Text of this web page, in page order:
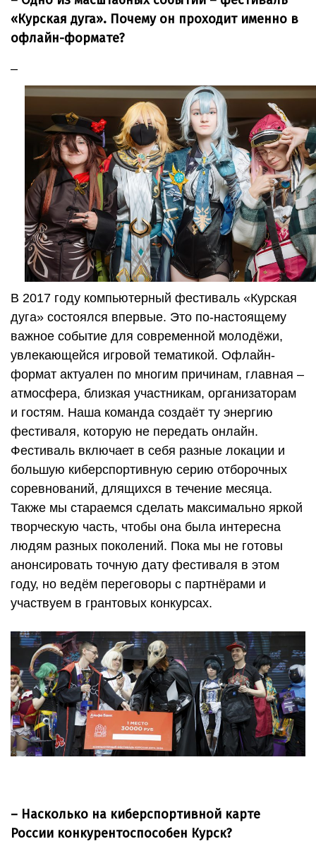
«Курская дуга». Почему он проходит именно в
офлайн-формате?
–
В 2017 году компьютерный фестиваль «Курская
дуга» состоялся впервые. Это по-настоящему
важное событие для современной молодёжи,
увлекающейся игровой тематикой. Офлайн-
формат актуален по многим причинам, главная –
атмосфера, близкая участникам, организаторам
и гостям. Наша команда создаёт ту энергию
фестиваля, которую не передать онлайн.
Фестиваль включает в себя разные локации и
большую киберспортивную серию отборочных
соревнований, длящихся в течение месяца.
Также мы стараемся сделать максимально яркой
творческую часть, чтобы она была интересна
людям разных поколений. Пока мы не готовы
анонсировать точную дату фестиваля в этом
году, но ведём переговоры с партнёрами и
участвуем в грантовых конкурсах.
– Насколько на киберспортивной карте
России конкурентоспособен Курск?